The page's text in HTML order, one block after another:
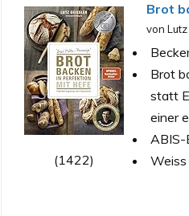
(1422)
Brot
von
Brot
statt
einer
ABIS-
Weiss